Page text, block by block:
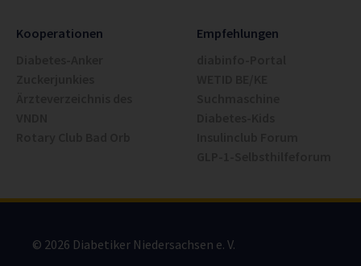
Kooperationen
Empfehlungen
© 2026 Diabetiker Niedersachsen e. V.